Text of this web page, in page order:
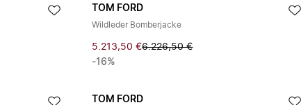
TOM FORD
Wildleder Bomberjacke
5.213,50 €6.226,50 €
-16%
TOM FORD